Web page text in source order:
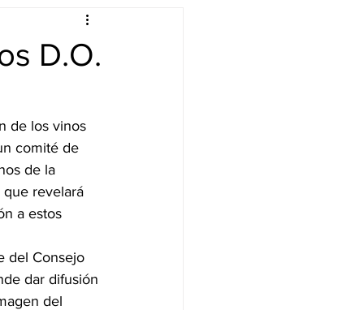
D.O.
de los vinos
comité de
de la
que revelará
a estos
del Consejo
dar difusión
del